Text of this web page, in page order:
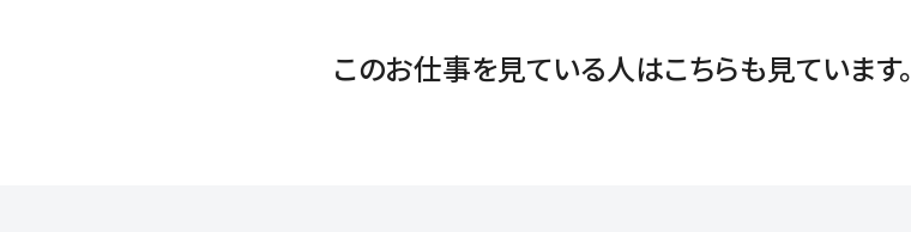
このお仕事を見ている人はこちらも見ています。